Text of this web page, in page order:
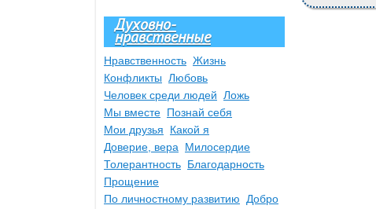
Духовно-
нравственные
Нравственность Жизнь
Конфликты Любовь
Человек среди людей Ложь
Мы вместе Познай себя
Мои друзья
Какой я
Доверие, вера
Милосердие
Толерантность Благодарность
Прощение
По личностному развитию
Добро